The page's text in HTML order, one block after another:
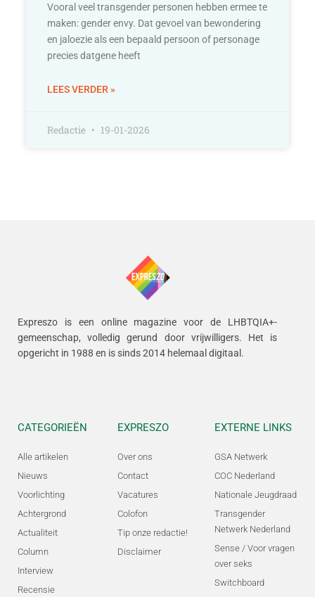
Vooral veel transgender personen hebben ermee te
maken: gender envy. Dat gevoel van bewondering
en jaloezie als een bepaald persoon of personage
precies datgene heeft
LEES VERDER »
Redactie 19-01-2026
Expreszo is een online magazine voor de LHBTQIA+-
gemeenschap, volledig gerund door vrijwilligers. Het is
opgericht in 1988 en is sinds 2014 helemaal digitaal.
CATEGORIEËN
Alle artikelen
Nieuws
Voorlichting
Achtergrond
Actualiteit
Column
Interview
Recensie
EXPRESZO
Over ons
Contact
Vacatures
Colofon
Tip onze redactie!
Disclaimer
EXTERNE LINKS
GSA Netwerk
COC Nederland
Nationale Jeugdraad
Transgender
Netwerk Nederland
Sense / Voor vragen
over seks
Switchboard